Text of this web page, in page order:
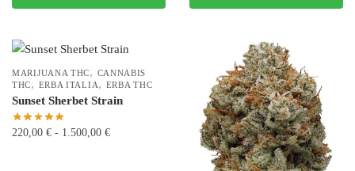
da
a
prodotto
più
Le
opzioni
possono
essere
da
a
1.500,00 €
prodotto
opzioni
possono
essere
scelte
MARIJUANA THC, CANNABIS
THC, ERBA ITALIA, ERBA THC
Sunset Sherbet Strain
220,00 € - 1.500,00 €Fascia